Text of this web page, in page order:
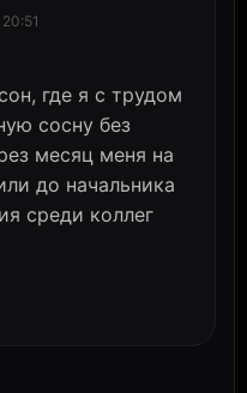
где я с трудом
сосну без
месяц меня на
до начальника
среди коллег